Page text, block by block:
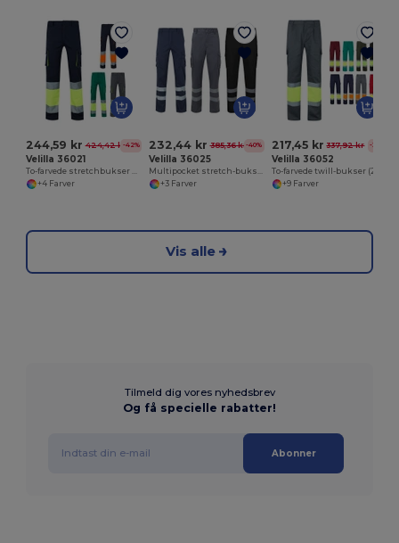
244,59 kr 424,42 kr-42%
Velilla 36021
+4 Farver
232,44 kr 385,36 kr-40%
Velilla 36025
+3 Farver
217,45 kr 337,92 kr -36%
Velilla 36052
+9 Farver
Vis alle
Tilmeld dig vores nyhedsbrev
Og få specielle rabatter!
Abonner